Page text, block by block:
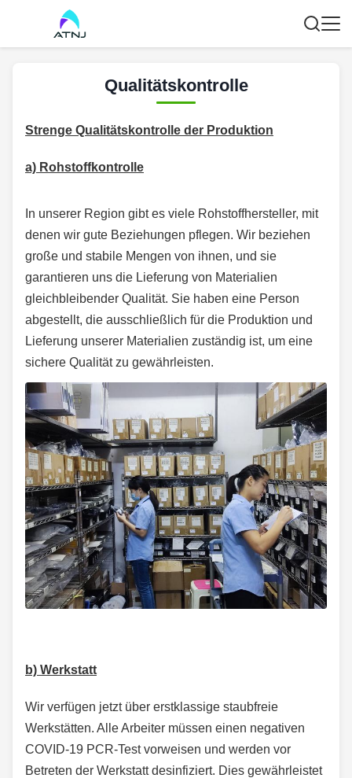
Qualitätskontrolle
Strenge Qualitätskontrolle der Produktion
a) Rohstoffkontrolle
In unserer Region gibt es viele Rohstoffhersteller, mit
denen wir gute Beziehungen pflegen. Wir beziehen
große und stabile Mengen von ihnen, und sie
garantieren uns die Lieferung von Materialien
gleichbleibender Qualität. Sie haben eine Person
abgestellt, die ausschließlich für die Produktion und
Lieferung unserer Materialien zuständig ist, um eine
sichere Qualität zu gewährleisten.
b) Werkstatt
Wir verfügen jetzt über erstklassige staubfreie
Werkstätten. Alle Arbeiter müssen einen negativen
COVID-19 PCR-Test vorweisen und werden vor
Betreten der Werkstatt desinfiziert. Dies gewährleistet